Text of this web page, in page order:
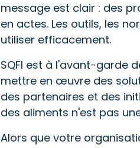
message est clair : des
en actes. Les outils, les
utiliser efficacement.
SQFI est à l'avant-garde
mettre en œuvre des
des partenaires et des
des aliments n'est pas
Alors que votre